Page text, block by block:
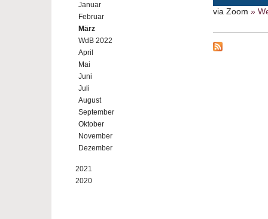
Januar
Februar
März
WdB 2022
April
Mai
Juni
Juli
August
September
Oktober
November
Dezember
2021
2020
via Zoom »